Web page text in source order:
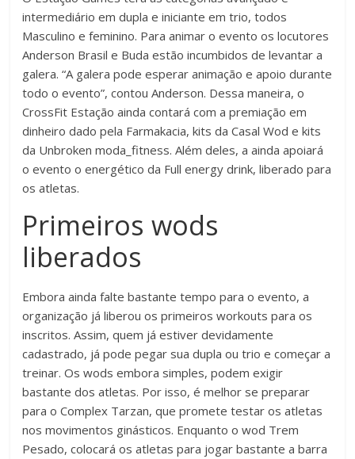
intermediário em dupla e iniciante em trio, todos
Masculino e feminino. Para animar o evento os locutores
Anderson Brasil e Buda estão incumbidos de levantar a
galera. “A galera pode esperar animação e apoio durante
todo o evento”, contou Anderson. Dessa maneira, o
CrossFit Estação ainda contará com a premiação em
dinheiro dado pela Farmakacia, kits da Casal Wod e kits
da Unbroken moda_fitness. Além deles, a ainda apoiará
o evento o energético da Full energy drink, liberado para
os atletas.
Primeiros wods
liberados
Embora ainda falte bastante tempo para o evento, a
organização já liberou os primeiros workouts para os
inscritos. Assim, quem já estiver devidamente
cadastrado, já pode pegar sua dupla ou trio e começar a
treinar. Os wods embora simples, podem exigir
bastante dos atletas. Por isso, é melhor se preparar
para o Complex Tarzan, que promete testar os atletas
nos movimentos ginásticos. Enquanto o wod Trem
Pesado, colocará os atletas para jogar bastante a barra